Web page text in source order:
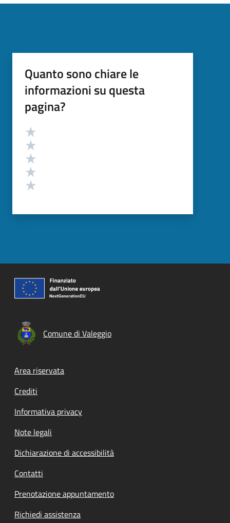
Quanto sono chiare le
informazioni su questa
pagina?
Valutazione
Comune di Valeggio
Footer menu
Area riservata
Crediti
Informativa privacy
Note legali
Dichiarazione di accessibilità
Contatti
Prenotazione appuntamento
Richiedi assistenza